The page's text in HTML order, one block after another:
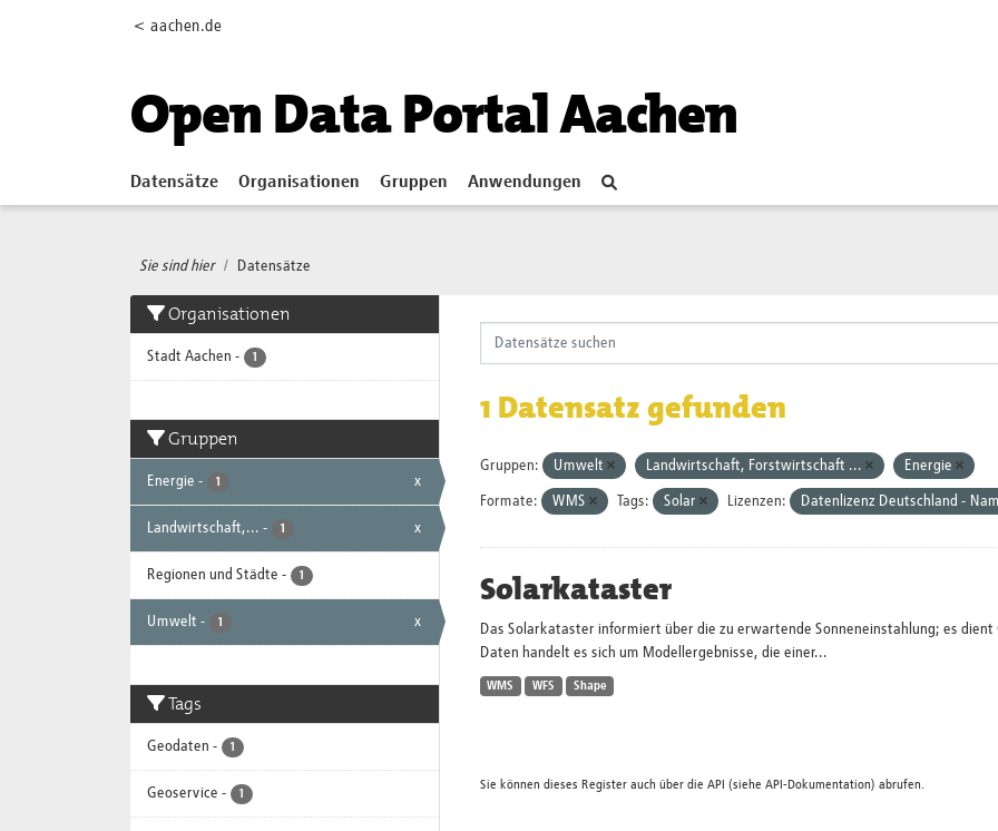
< aachen.de
Open Data Portal Aachen
Datensätze Organisationen Gruppen Anwendungen
Sie sind hier Datensätze
Organisationen
Stadt Aachen - 1
Gruppen
Energie - 1 x
Landwirtschaft,... - 1 x
Regionen und Städte - 1
Umwelt - 1 x
Tags
Geodaten - 1
Geoservice - 1
1 Datensatz gefunden
Gruppen: Umwelt Landwirtschaft, Forstwirtschaft ... Energie
Formate: WMS Tags: Solar Lizenzen: Datenlizenz Deutschland -
Solarkataster
Das Solarkataster informiert über die zu erwartende Sonneneinstahlung; es
Daten handelt es sich um Modellergebnisse, die einer...
WMS WFS Shape
Sie können dieses Register auch über die API (siehe API-Dokumentation) abrufen.